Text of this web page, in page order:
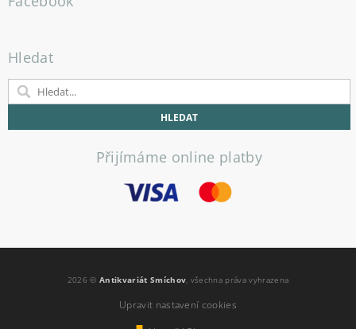
Hledat
Přijímáme online platby
2026 ©Antikvariát Smíchov , všechna práva vyhrazena
Upravit nastavení cookies